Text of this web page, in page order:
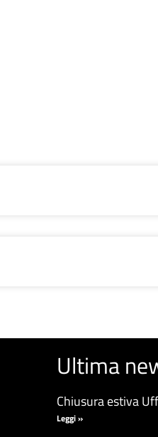
Ultima
Chiusura estiva
Leggi »